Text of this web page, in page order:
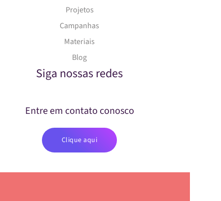
Projetos
Campanhas
Materiais
Blog
Siga nossas redes
Entre em contato conosco
Clique aqui